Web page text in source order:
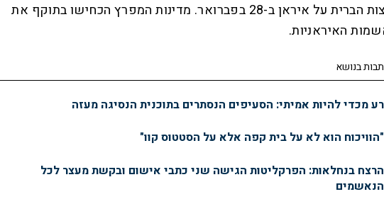
וארצות הברית על איראן ב-28 בפברואר. מדינות המפרץ הכחישו בתוקף את
האיראניות.
בנושא
רע מכדי להיות אמיתי: הסעיפים הנסתרים בתוכנית הנסיגה מעזה
"הוויכוח הוא לא על בית קפה אלא על הסטטוס קוו"
הרצח בנחלאות: הפרקליטות הגישה שני כתבי אישום ובקשת מעצר לכל
הנאשמים